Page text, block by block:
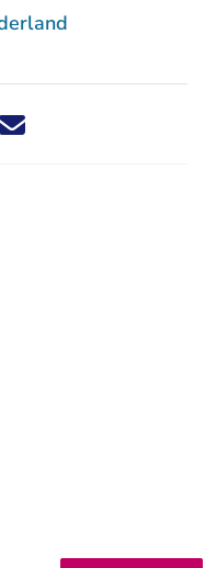
nieuwsbericht via X -
dit nieuwsbericht via
Deel dit nieuwsbericht
Deel dit
Rechtspraak.nl
Rechtspraak.nl
Rechtspraak.nl
- U verlaat
nieuwsbrief - U verlaat